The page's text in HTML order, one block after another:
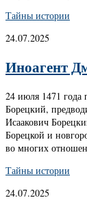
Тайны истории
24.07.2025
Иноагент
24 июля 1471
Борецкий,
Исаакович
Борецкой и
во многих
Тайны истории
24.07.2025